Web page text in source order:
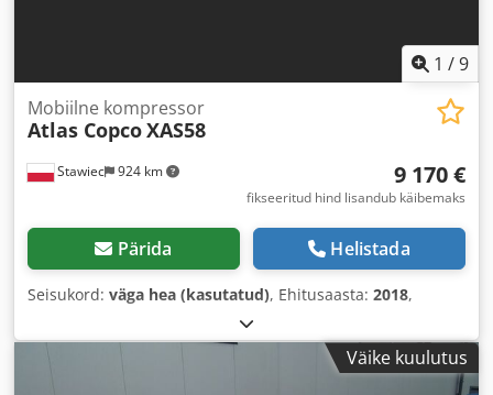
1 /9
Stawiec 924 km
Mobiilne kompressor
Atlas CopcoXAS58
9 170 €
fikseeritud hind lisandub käibemaks
Pärida Helistada
Seisukord: väga hea (kasutatud), Ehitusaasta: 2018,
Väike kuulutus